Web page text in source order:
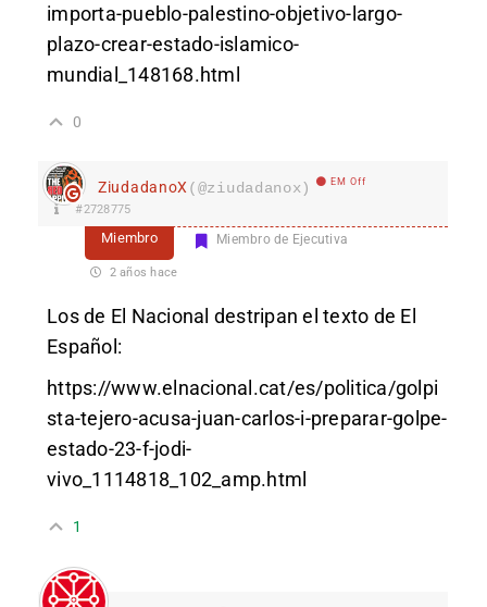
importa-pueblo-palestino-objetivo-largo-
plazo-crear-estado-islamico-
mundial_148168.html
0
ZiudadanoX (@ziudadanox) EM Off
#2728775
Miembro Miembro de Ejecutiva
2 años hace
Los de El Nacional destripan el texto de El
Español:
https://www.elnacional.cat/es/politica/golpi
sta-tejero-acusa-juan-carlos-i-preparar-golpe-
estado-23-f-jodi-
vivo_1114818_102_amp.html
1